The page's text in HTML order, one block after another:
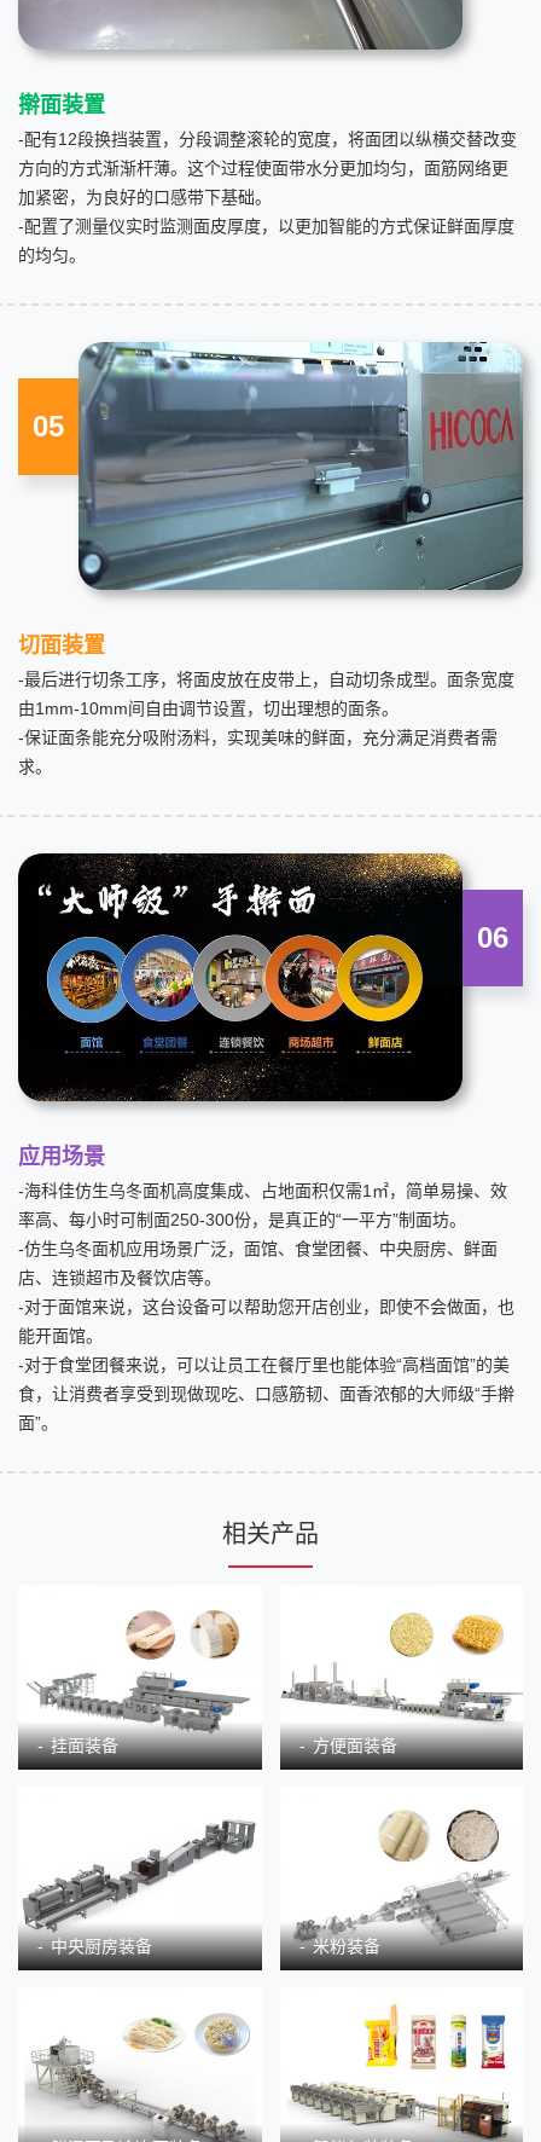
擀面装置
-配有12段换挡装置，分段调整滚轮的宽度，将面团以纵横交替改变
方向的方式渐渐杆薄。这个过程使面带水分更加均匀，面筋网络更
加紧密，为良好的口感带下基础。
-配置了测量仪实时监测面皮厚度，以更加智能的方式保证鲜面厚度
的均匀。
05
切面装置
-最后进行切条工序，将面皮放在皮带上，自动切条成型。面条宽度
由1mm-10mm间自由调节设置，切出理想的面条。
-保证面条能充分吸附汤料，实现美味的鲜面，充分满足消费者需
求。
06
应用场景
-海科佳仿生乌冬面机高度集成、占地面积仅需1㎡，简单易操、效
率高、每小时可制面250-300份，是真正的“一平方”制面坊。
-仿生乌冬面机应用场景广泛，面馆、食堂团餐、中央厨房、鲜面
店、连锁超市及餐饮店等。
-对于面馆来说，这台设备可以帮助您开店创业，即使不会做面，也
能开面馆。
-对于食堂团餐来说，可以让员工在餐厅里也能体验“高档面馆”的美
食，让消费者享受到现做现吃、口感筋韧、面香浓郁的大师级“手擀
面”。
相关产品
挂面装备 方便面装备
中央厨房装备 米粉装备